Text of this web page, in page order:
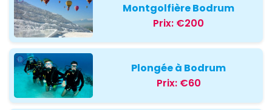
Montgolfière Bodrum
Prix: €200
Plongée à Bodrum
Prix: €60